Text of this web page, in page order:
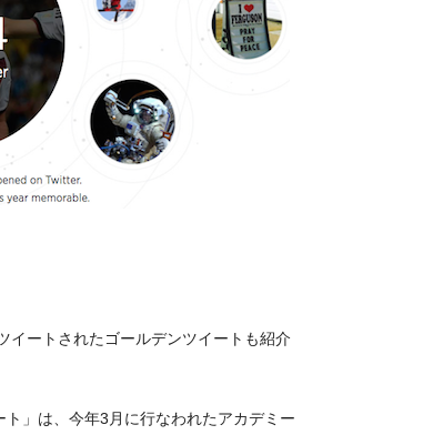
イートされたゴールデンツイートも紹介
」は、今年3月に行なわれたアカデミー